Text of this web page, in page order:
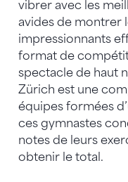
vibrer avec les
avides de montrer
impressionnants
format de
spectacle de haut
Zürich est une
équipes formées
ces gymnastes
notes de leurs
obtenir le total.